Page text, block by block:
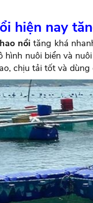
hiện nay
nổi tăng khá
hình nuôi biển và
chịu tải tốt và